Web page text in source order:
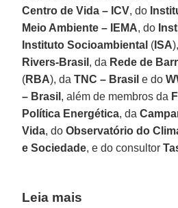
Centro de Vida – ICV, do
Meio Ambiente – IEMA, do
Instituto Socioambiental ( ISA
Rivers-Brasil , da Rede de
(RBA), daTNC – Brasil e do
– Brasil , além de membros da
Política Energética, da
Vida, doObservatório do
e Sociedade, e do consultor
Leia mais